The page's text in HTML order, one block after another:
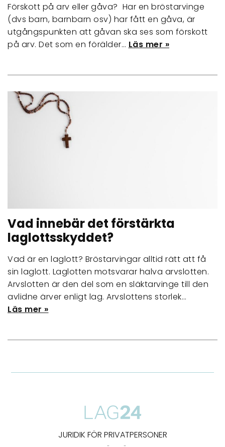
Förskott på arv eller gåva? Har en bröstarvinge
(dvs barn, barnbarn osv) har fått en gåva, är
utgångspunkten att gåvan ska ses som förskott
på arv. Det som en förälder… Läs mer »
Vad innebär det förstärkta
laglottsskyddet?
Vad är en laglott? Bröstarvingar alltid rätt att få
sin laglott. Laglotten motsvarar halva arvslotten.
Arvslotten är den del som en släktarvinge till den
avlidne ärver enligt lag. Arvslottens storlek…
Läs mer »
JURIDIK FÖR PRIVATPERSONER